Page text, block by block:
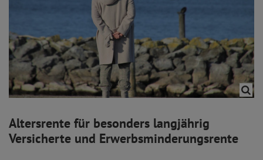
Altersrente für besonders langjährig
Versicherte und Erwerbsminderungsrente